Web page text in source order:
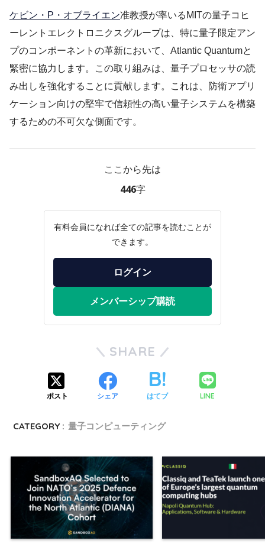
ケビン・P・オブライエン准教授が率いるMITの量子コヒ
ーレントエレクトロニクスグループは、特に量子限定アン
プのコンポーネントの革新において、Atlantic Quantumと
緊密に協力します。この取り組みは、量子プロセッサの読
み出しを強化することに貢献します。これは、防衛アプリ
ケーション向けの堅牢で信頼性の高い量子システムを構築
するための不可欠な側面です。
ここから先は
446字
有料会員になれば全ての記事を読むことが
できます。
ログイン
メンバーシップ購読
SHARE
ポスト シェア はてブ LINE
CATEGORY : 量子コンピューティング